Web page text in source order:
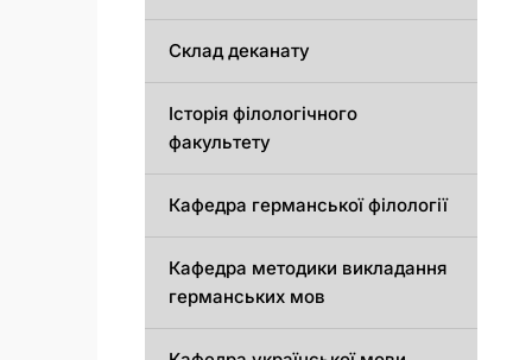
Склад деканату
Історія філологічного
факультету
Кафедрa германської філології
Кафедрa методики викладання
германських мов